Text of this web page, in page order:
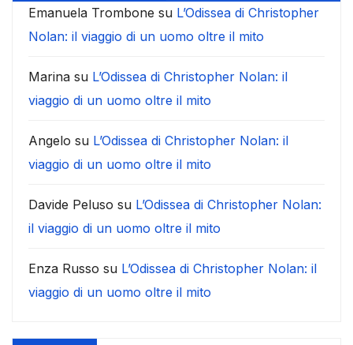
Emanuela Trombone su L’Odissea di Christopher
Nolan: il viaggio di un uomo oltre il mito
Marina su L’Odissea di Christopher Nolan: il
viaggio di un uomo oltre il mito
Angelo su L’Odissea di Christopher Nolan: il
viaggio di un uomo oltre il mito
Davide Peluso su L’Odissea di Christopher Nolan:
il viaggio di un uomo oltre il mito
Enza Russo su L’Odissea di Christopher Nolan: il
viaggio di un uomo oltre il mito